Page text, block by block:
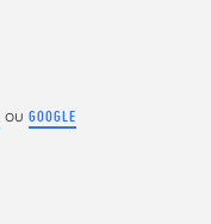
ou GOOGLE